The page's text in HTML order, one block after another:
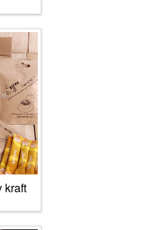
kraft